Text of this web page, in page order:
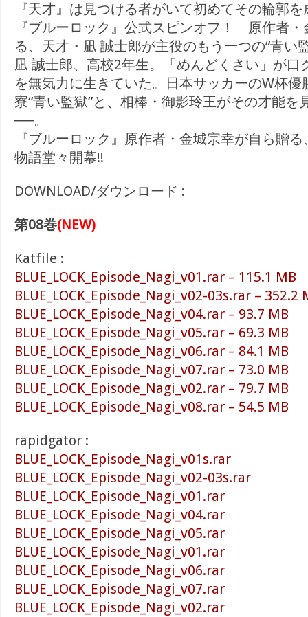
『天才』は見つける者がいて初めてその輪郭
『ブルーロック』公式スピンオフ！ 原作者
る、天才・凪 誠士郎が主役のもう一つの“青い
凪 誠士郎、高校2年生。「めんどくさい」が口
を無気力に生きていた。日本サッカーのW杯優
寮“青い監獄”と、相棒・御影玲王がその才能を
──。
『ブルーロック』原作者・金城宗幸が自ら贈
物語堂々開幕!!
DOWNLOAD/ダウンロード :
第08巻(NEW)
Katfile :
BLUE_LOCK_Episode_Nagi_v01.rar – 115.1 MB
BLUE_LOCK_Episode_Nagi_v02-03s.rar – 352.2
BLUE_LOCK_Episode_Nagi_v04.rar – 93.7 MB
BLUE_LOCK_Episode_Nagi_v05.rar – 69.3 MB
BLUE_LOCK_Episode_Nagi_v06.rar – 84.1 MB
BLUE_LOCK_Episode_Nagi_v07.rar – 73.0 MB
BLUE_LOCK_Episode_Nagi_v02.rar – 79.7 MB
BLUE_LOCK_Episode_Nagi_v08.rar – 54.5 MB
rapidgator :
BLUE_LOCK_Episode_Nagi_v01s.rar
BLUE_LOCK_Episode_Nagi_v02-03s.rar
BLUE_LOCK_Episode_Nagi_v01.rar
BLUE_LOCK_Episode_Nagi_v04.rar
BLUE_LOCK_Episode_Nagi_v05.rar
BLUE_LOCK_Episode_Nagi_v01.rar
BLUE_LOCK_Episode_Nagi_v06.rar
BLUE_LOCK_Episode_Nagi_v07.rar
BLUE_LOCK_Episode_Nagi_v02.rar